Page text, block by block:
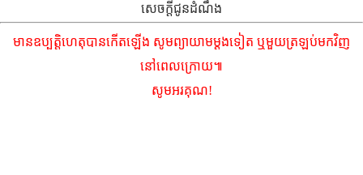
សេចក្តីជូនដំណឹង
មានឧប្បត្តិហេតុបានកើតឡើង សូមព្យាយាមម្ដងទៀត ឬមួយត្រឡប់មកវិញ
នៅពេលក្រោយ៕
សូមអរគុណ!